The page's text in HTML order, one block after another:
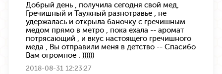
Добрый день , получила сегодня свой мед,
Гречишный и Таужный разнотравье , не
удержалась и открыла баночку с гречишным
медом прямо в метро , пока ехала -- аромат
потрясающий , и вкус настоящего гречишного
меда , Вы отправили меня в детство -- Спасибо
Вам огромное . ))))))
2018-08-31 12:23:27